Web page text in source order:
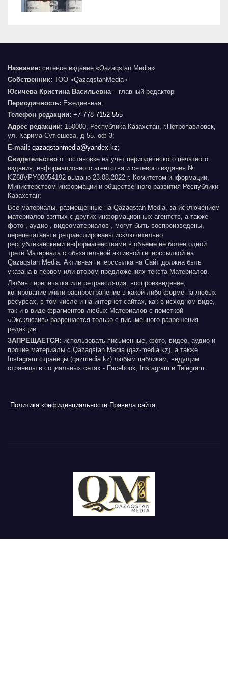
Название: сетевое издание «Qazaqstan Media»
Собственник: ТОО «QazaqstanMedia»
Юсичева Кристина Васильевна– главный редактор
Периодичность: Ежедневная;
Телефон редакции: +7 778 7152 555
Адрес редакции: 150000, Республика Казахстан, г.Петропавловск,
ул. Карима Сутюшева, д 55. оф 3;
E-mail: qazaqstanmedia@yandex.kz;
Свидетельство о постановке на учет периодического печатного
издания, информационного агентства и сетевого издания №
KZ68VPY00054192 выдано 23.08.2022 г. Комитетом информации,
Министерством информации и общественного развития Республики
Казахстан;
Все материалы, размещенные на Qazaqstan Media, за исключением
материалов взятых с других информационных агентств, а также
фото-, аудио-, видеоматериалов , могут быть воспроизведены,
перепечатаны и ретранслированы исключительно
республиканскими информагенствами в объеме не более одной
трети Материала с обязательной активной гиперссылкой на
Qazaqstan Media. Активная гиперссылка на Сайт должна быть
указана в первом или втором предложениях текста Материалов.
Любая перепечатка или ретрансляция, воспроизведение,
копирование и/или распространение в какой-либо форме на любых
ресурсах, в том числе и на интернет-сайтах, как в исходном виде,
так и в виде фрагментов любых Материалов с пометкой
«Эксклюзив» разрешается только с письменного разрешения
редакции.
ЗАПРЕЩАЕТСЯ: использовать письменные, фото, видео, аудио и
прочие материалы с Qazaqstan Media (qaz-media.kz), а также
Instagram страницы (qazmedia.kz) любым пабликам, ведущим
страницы в социальных сетях - Facebook, Instagram и Telegram.
Политика конфиденциальности Правила сайта